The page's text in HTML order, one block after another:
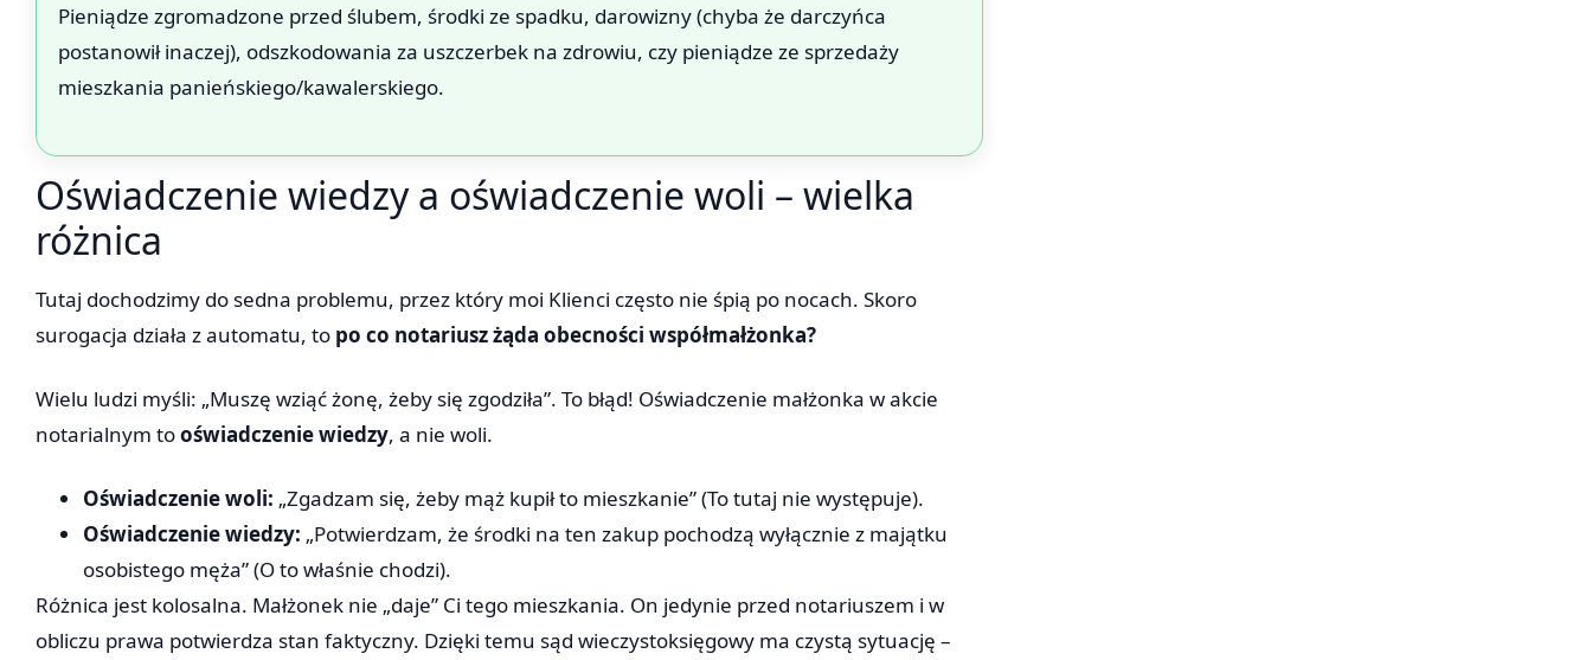
Pieniądze zgromadzone przed ślubem, środki ze spadku, darowizny (chyba że darczyńca
postanowił inaczej), odszkodowania za uszczerbek na zdrowiu, czy pieniądze ze sprzedaży
mieszkania panieńskiego/kawalerskiego.
Oświadczenie wiedzy a oświadczenie woli – wielka
różnica
Tutaj dochodzimy do sedna problemu, przez który moi Klienci często nie śpią po nocach. Skoro
surogacja działa z automatu, to po co notariusz żąda obecności współmałżonka?
Wielu ludzi myśli: „Muszę wziąć żonę, żeby się zgodziła”. To błąd! Oświadczenie małżonka w akcie
notarialnym tooświadczenie wiedzy, a nie woli.
Oświadczenie woli: „Zgadzam się, żeby mąż kupił to mieszkanie” (To tutaj nie występuje).
Oświadczenie wiedzy: „Potwierdzam, że środki na ten zakup pochodzą wyłącznie z majątku
osobistego męża” (O to właśnie chodzi).
Różnica jest kolosalna. Małżonek nie „daje” Ci tego mieszkania. On jedynie przed notariuszem i w
obliczu prawa potwierdza stan faktyczny. Dzięki temu sąd wieczystoksięgowy ma czystą sytuację –